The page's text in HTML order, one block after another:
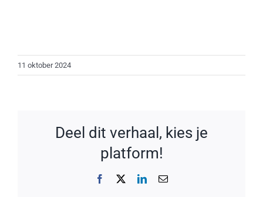
11 oktober 2024
Deel dit verhaal, kies je
platform!
Facebook LinkedIn
E-